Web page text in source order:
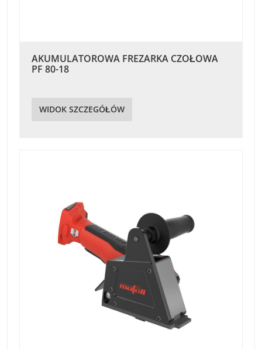
AKUMULATOROWA FREZARKA CZOŁOWA
PF 80-18
WIDOK SZCZEGÓŁÓW